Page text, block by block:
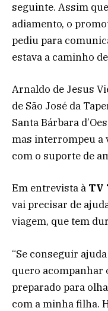
seguinte. Assim
adiamento, o
pediu para
estava a caminho
Arnaldo de Jesus
de São José da
Santa Bárbara
mas interrompeu a
com o suporte de
Em entrevista à TV
vai precisar de
viagem, que tem
“Se conseguir
quero acompanhar
preparado para
com a minha filha.